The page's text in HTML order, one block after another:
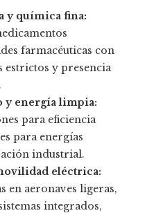
y química fina:
farmacéuticas con
estrictos y presencia
y energía limpia:
para eficiencia
para energías
industrial.
eléctrica:
en aeronaves ligeras,
integrados,